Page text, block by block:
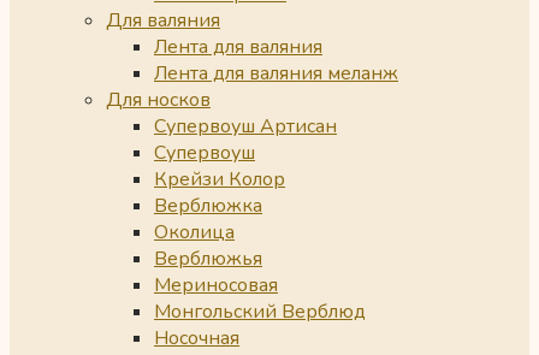
Для валяния
Лента для валяния
Лента для валяния меланж
Для носков
Супервоуш Артисан
Супервоуш
Крейзи Колор
Верблюжка
Околица
Верблюжья
Мериносовая
Монгольский Верблюд
Носочная